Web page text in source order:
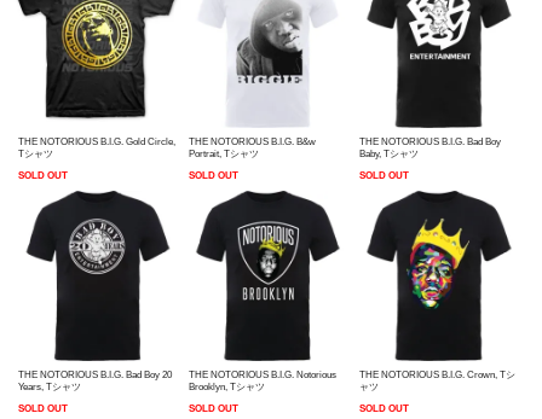
THE NOTORIOUS B.I.G. Gold Circle,
Tシャツ
SOLD OUT
THE NOTORIOUS B.I.G. B&w
Portrait, Tシャツ
SOLD OUT
THE NOTORIOUS B.I.G. Bad Boy
Baby, Tシャツ
SOLD OUT
THE NOTORIOUS B.I.G. Bad Boy 20
Years, Tシャツ
SOLD OUT
THE NOTORIOUS B.I.G. Notorious
Brooklyn, Tシャツ
SOLD OUT
THE NOTORIOUS B.I.G. Crown, Tシ
ャツ
SOLD OUT